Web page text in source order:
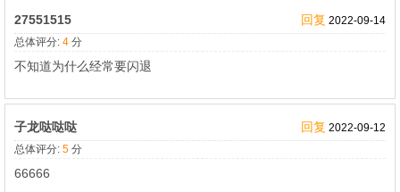
27551515 回复 2022-09-14
总体评分: 4 分
不知道为什么经常要闪退
子龙哒哒哒 回复 2022-09-12
总体评分: 5 分
66666